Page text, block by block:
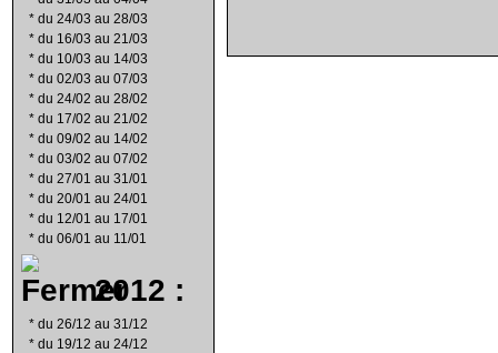
* du 24/03 au 28/03
* du 16/03 au 21/03
* du 10/03 au 14/03
* du 02/03 au 07/03
* du 24/02 au 28/02
* du 17/02 au 21/02
* du 09/02 au 14/02
* du 03/02 au 07/02
* du 27/01 au 31/01
* du 20/01 au 24/01
* du 12/01 au 17/01
* du 06/01 au 11/01
2012 :
* du 26/12 au 31/12
* du 19/12 au 24/12